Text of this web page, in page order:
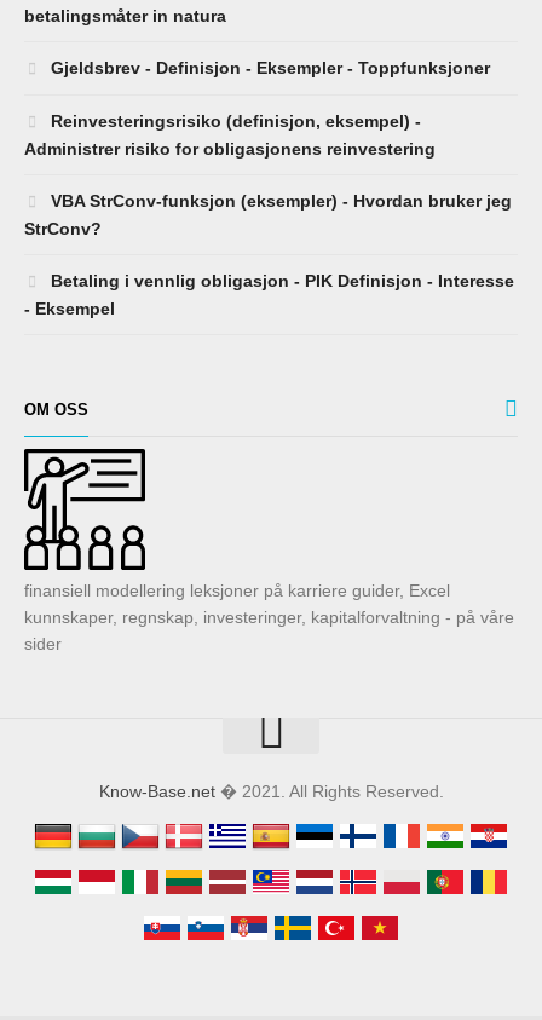
betalingsmåter in natura
Gjeldsbrev - Definisjon - Eksempler - Toppfunksjoner
Reinvesteringsrisiko (definisjon, eksempel) -
Administrer risiko for obligasjonens reinvestering
VBA StrConv-funksjon (eksempler) - Hvordan bruker jeg
StrConv?
Betaling i vennlig obligasjon - PIK Definisjon - Interesse
- Eksempel
OM OSS
finansiell modellering leksjoner på karriere guider, Excel
kunnskaper, regnskap, investeringer, kapitalforvaltning - på våre
sider
Know-Base.net� 2021. All Rights Reserved.